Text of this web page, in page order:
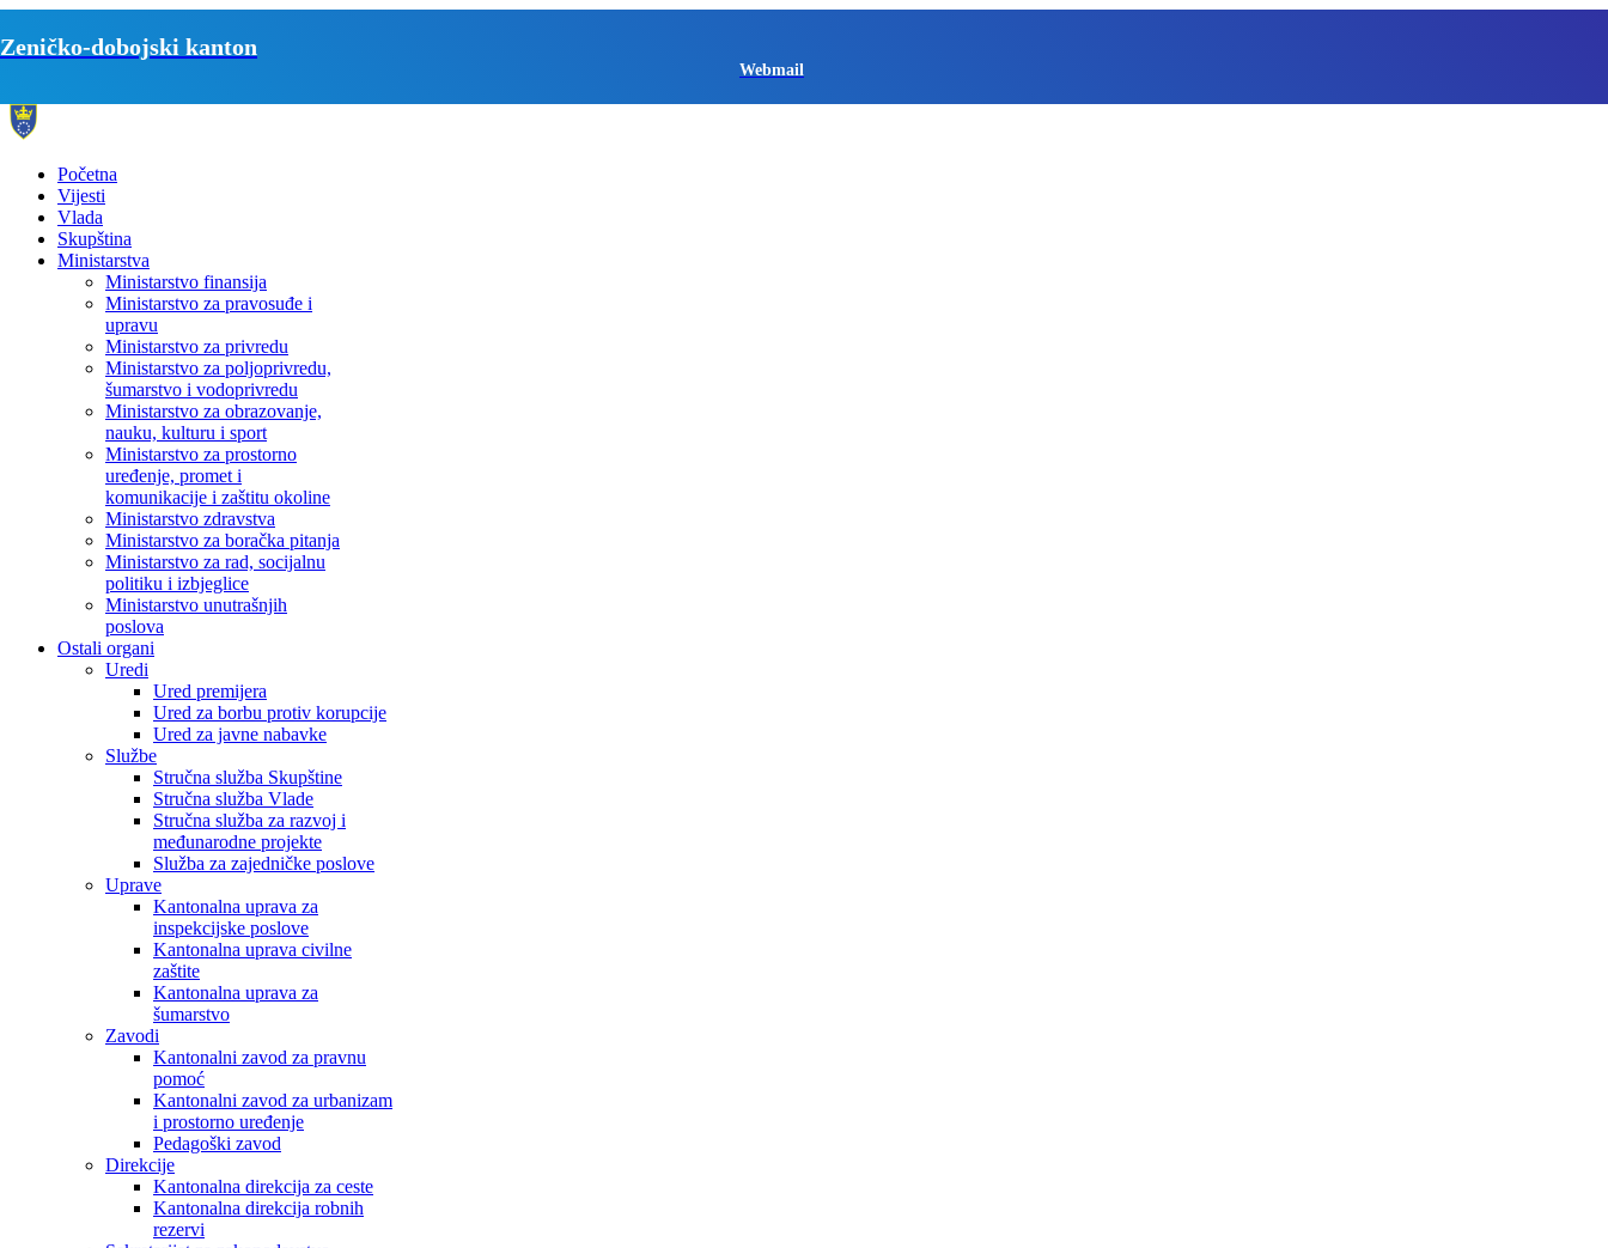
Zeničko-dobojski kanton
Webmail
Početna
Vijesti
Vlada
Skupština
Ministarstva
Ministarstvo finansija
Ministarstvo za pravosuđe i
upravu
Ministarstvo za privredu
Ministarstvo za poljoprivredu,
šumarstvo i vodoprivredu
Ministarstvo za obrazovanje,
nauku, kulturu i sport
Ministarstvo za prostorno
uređenje, promet i
komunikacije i zaštitu okoline
Ministarstvo zdravstva
Ministarstvo za boračka pitanja
Ministarstvo za rad, socijalnu
politiku i izbjeglice
Ministarstvo unutrašnjih
poslova
Ostali organi
Uredi
Ured premijera
Ured za borbu protiv korupcije
Ured za javne nabavke
Službe
Stručna služba Skupštine
Stručna služba Vlade
Stručna služba za razvoj i
međunarodne projekte
Služba za zajedničke poslove
Uprave
Kantonalna uprava za
inspekcijske poslove
Kantonalna uprava civilne
zaštite
Kantonalna uprava za
šumarstvo
Zavodi
Kantonalni zavod za pravnu
pomoć
Kantonalni zavod za urbanizam
i prostorno uređenje
Pedagoški zavod
Direkcije
Kantonalna direkcija za ceste
Kantonalna direkcija robnih
rezervi